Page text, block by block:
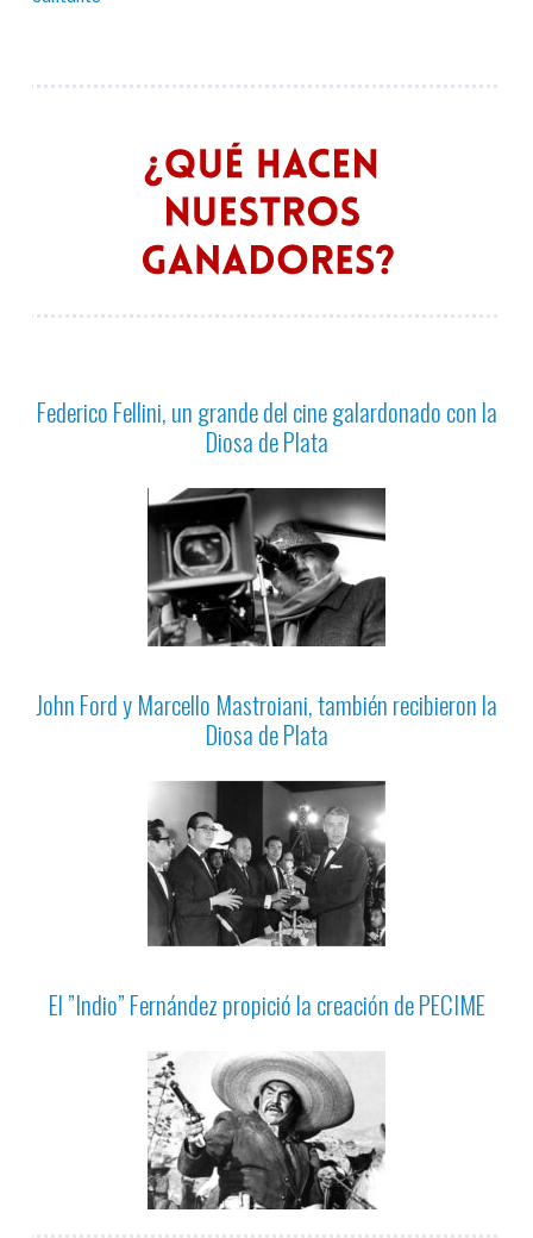
Federico Fellini, un grande del cine galardonado con la
Diosa de Plata
John Ford y Marcello Mastroiani, también recibieron la
Diosa de Plata
El ”Indio” Fernández propició la creación de PECIME